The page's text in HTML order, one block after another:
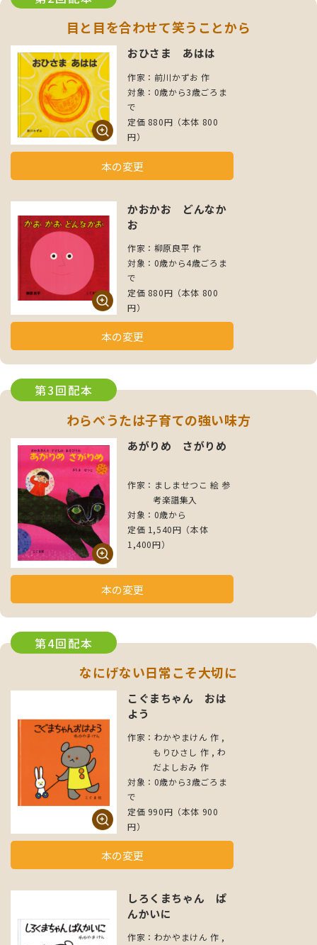
目と目を合わせて笑うことから
おひさま あはは
作家：前川かずお 作
対象：0歳から3歳ごろま
で
定価 880円（本体 800
円）
本の変更
かおかお どんなか
お
作家：柳原良平 作
対象：0歳から4歳ごろま
で
定価 880円（本体 800
円）
本の変更
第3回配本
わらべうたは子育ての強い味方
あがりめ さがりめ
作家：ましませつこ 絵 参
考楽譜集入
対象：0歳から
定価 1,540円（本体
1,400円）
本の変更
第4回配本
なにげない日常こそ大切に
こぐまちゃん おは
よう
作家：わかやまけん 作 ,
もりひさし 作 , わ
だよしおみ 作
対象：0歳から3歳ごろま
で
定価 990円（本体 900
円）
本の変更
しろくまちゃん ぱ
んかいに
作家：わかやまけん 作 ,